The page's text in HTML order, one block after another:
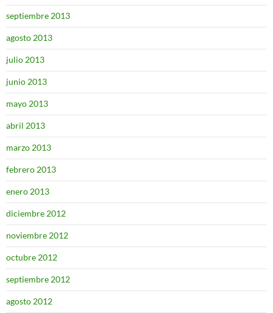
septiembre 2013
agosto 2013
julio 2013
junio 2013
mayo 2013
abril 2013
marzo 2013
febrero 2013
enero 2013
diciembre 2012
noviembre 2012
octubre 2012
septiembre 2012
agosto 2012